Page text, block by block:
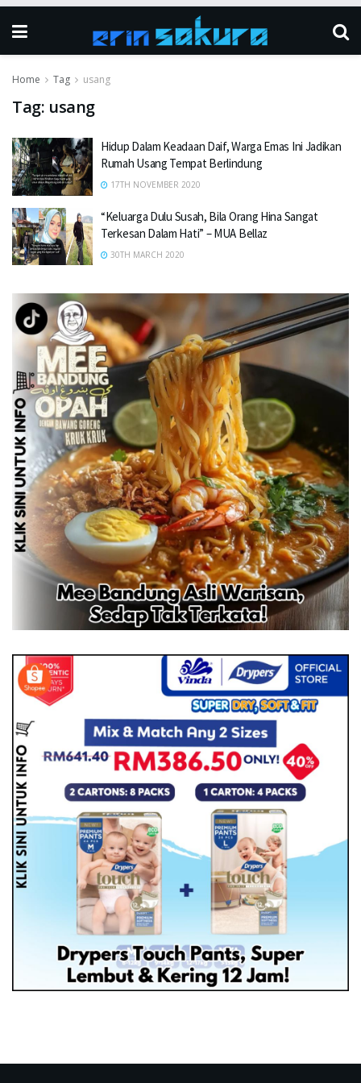
Home Tag usang
Tag: usang
Hidup Dalam Keadaan Daif, Warga Emas Ini Jadikan
Rumah Usang Tempat Berlindung
17TH NOVEMBER 2020
“Keluarga Dulu Susah, Bila Orang Hina Sangat
Terkesan Dalam Hati” – MUA Bellaz
30TH MARCH 2020